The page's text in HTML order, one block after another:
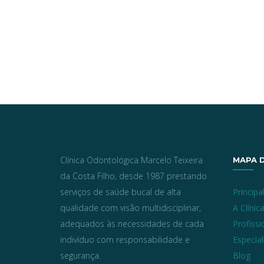
Clínica Odontológica Marcelo Teixeira
da Costa Filho, desde 1987 prestando
serviços de saúde bucal de alta
qualidade com visão multidisciplinar,
adequados às necessidades de cada
indivíduo com responsabilidade e
segurança.
MAPA
Principal
A Clínica
Blog